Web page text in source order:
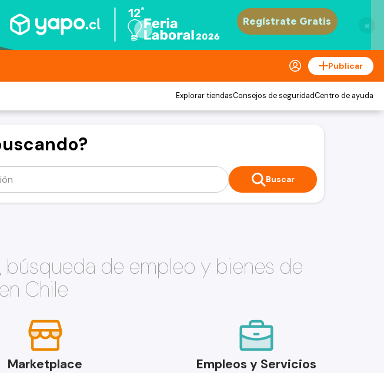
×
Publicar
Explorar tiendasConsejos de seguridadCentro de ayuda
Buscar
búsqueda de empleo y bienes de
Chile
Marketplace Empleos y Servicios